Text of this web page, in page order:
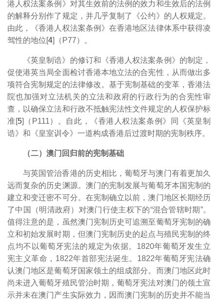
港人权法案条例》对其生效前的法例的效力和生效后的法例
的解释分别作了规定，并几乎复制了《公约》的人权规定。
由此，《香港人权法案条例》在香港地区法律体系中获得凌
驾性的地位[4]（P77）。
《英皇制诰》的修订和《香港人权法案条例》的制定，
促使港英当局全面检讨香港本地立法的合宪性，从而做出多
项符合宪制规定的法律修改。基于宪制基础的变革，香港法
院也加强对立法机关的立法和政府的行政行为的合宪性审
查，以确保立法和行政不抵触宪法性文件规定的人权保护标
准[5]（P111）。自此，《香港人权法案条例》同《英皇制
诰》和《皇室训令》一道构成香港后过渡时期的宪制秩序。
（二）澳门回归前的宪制基础
与英国管治香港的历史相比，葡萄牙与澳门有着更加久
远而复杂的历史渊源。澳门的宪制发展与葡萄牙本国宪制的
建立和变迁密不可分。在宪制确立以前，澳门地区长期经历
了中国（明清政府）对澳门行使主权下的“混合管辖时期”。
值得注意的是，虽然澳门宪制历史可追溯至葡萄牙宪制的确
立和初始发展时期，但澳门宪制历史的起点与殖民宪制的终
点均不以葡萄牙宪法的规定为依据。1820年葡萄牙发生立
宪主义革命，1822年首部宪法诞生。1822年葡萄牙宪法确
认澳门地区是葡萄牙国家领土的组成部分。而澳门地区此时
尚未进入葡萄牙殖民管治时期，葡萄牙宪法对澳门的领土宣
示并未在澳门产生实际效力，因而澳门宪制的历史并不能当